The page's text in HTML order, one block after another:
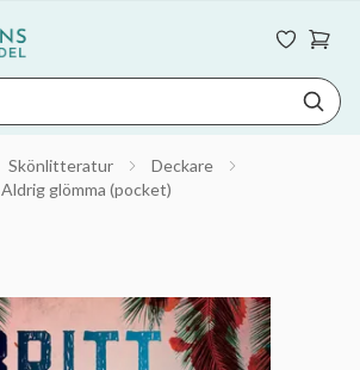
Skönlitteratur
Deckare
Aldrig glömma (pocket)